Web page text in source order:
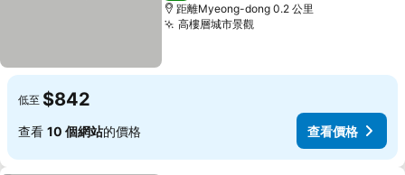
距離Myeong-dong 0.2 公里
高樓層城市景觀
低至 $842
查看 10 個網站的價格 查看價格